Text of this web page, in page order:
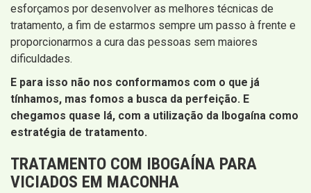
esforçamos por desenvolver as melhores técnicas de
tratamento, a fim de estarmos sempre um passo à frente e
proporcionarmos a cura das pessoas sem maiores
dificuldades.
E para isso não nos conformamos com o que já
tínhamos, mas fomos a busca da perfeição. E
chegamos quase lá, com a utilização da Ibogaína como
estratégia de tratamento.
TRATAMENTO COM IBOGAÍNA PARA
VICIADOS EM MACONHA